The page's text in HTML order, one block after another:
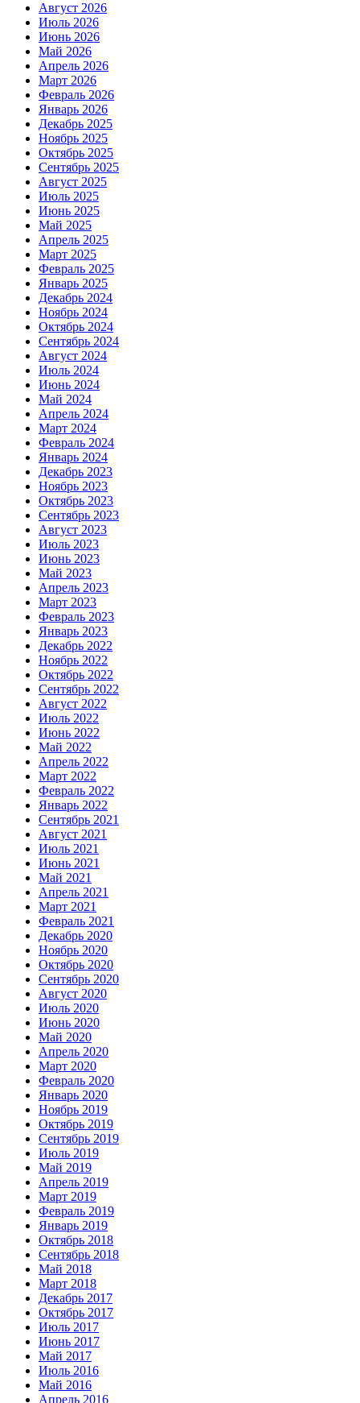
Август 2026
Июль 2026
Июнь 2026
Май 2026
Апрель 2026
Март 2026
Февраль 2026
Январь 2026
Декабрь 2025
Ноябрь 2025
Октябрь 2025
Сентябрь 2025
Август 2025
Июль 2025
Июнь 2025
Май 2025
Апрель 2025
Март 2025
Февраль 2025
Январь 2025
Декабрь 2024
Ноябрь 2024
Октябрь 2024
Сентябрь 2024
Август 2024
Июль 2024
Июнь 2024
Май 2024
Апрель 2024
Март 2024
Февраль 2024
Январь 2024
Декабрь 2023
Ноябрь 2023
Октябрь 2023
Сентябрь 2023
Август 2023
Июль 2023
Июнь 2023
Май 2023
Апрель 2023
Март 2023
Февраль 2023
Январь 2023
Декабрь 2022
Ноябрь 2022
Октябрь 2022
Сентябрь 2022
Август 2022
Июль 2022
Июнь 2022
Май 2022
Апрель 2022
Март 2022
Февраль 2022
Январь 2022
Сентябрь 2021
Август 2021
Июль 2021
Июнь 2021
Май 2021
Апрель 2021
Март 2021
Февраль 2021
Декабрь 2020
Ноябрь 2020
Октябрь 2020
Сентябрь 2020
Август 2020
Июль 2020
Июнь 2020
Май 2020
Апрель 2020
Март 2020
Февраль 2020
Январь 2020
Ноябрь 2019
Октябрь 2019
Сентябрь 2019
Июль 2019
Май 2019
Апрель 2019
Март 2019
Февраль 2019
Январь 2019
Октябрь 2018
Сентябрь 2018
Май 2018
Март 2018
Декабрь 2017
Октябрь 2017
Июль 2017
Июнь 2017
Май 2017
Июль 2016
Май 2016
Апрель 2016